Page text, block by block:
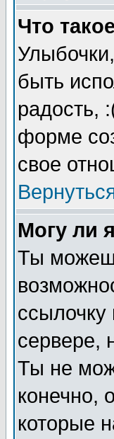
Что
быть
радость,
форме
свое
Могу ли
Ты
ссылочку
сервере,
Ты не
конечно,
которые